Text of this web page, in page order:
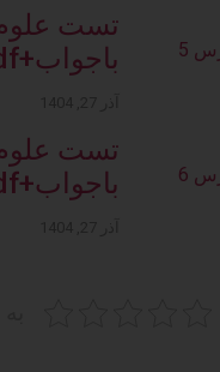
باجواب+pdf
باجواب+pdf